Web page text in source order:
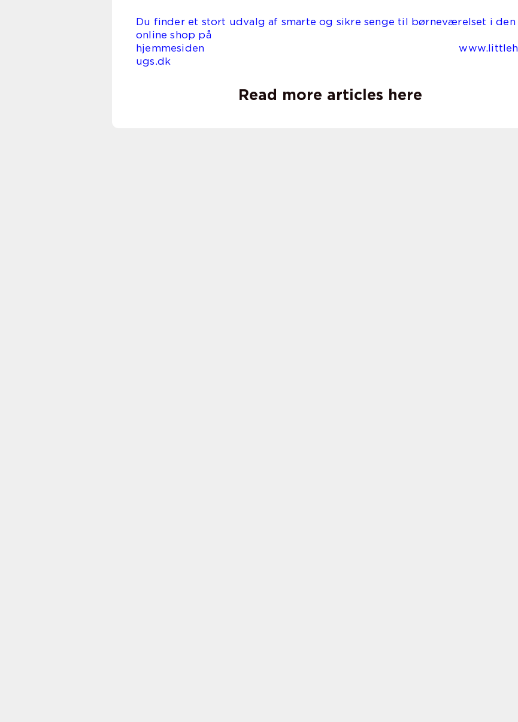
Du finder et stort udvalg af smarte og sikre senge til børneværelset i den
online shop på
hjemmesiden www.littleh
ugs.dk
Read more articles here